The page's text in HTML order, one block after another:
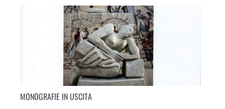
MONOGRAFIE IN USCITA